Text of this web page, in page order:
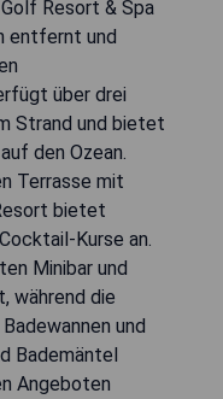
Resort & Spa
entfernt und
über drei
Strand und bietet
den Ozean.
Terrasse mit
bietet
Kurse an.
Minibar und
während die
und
Bademäntel
Angeboten